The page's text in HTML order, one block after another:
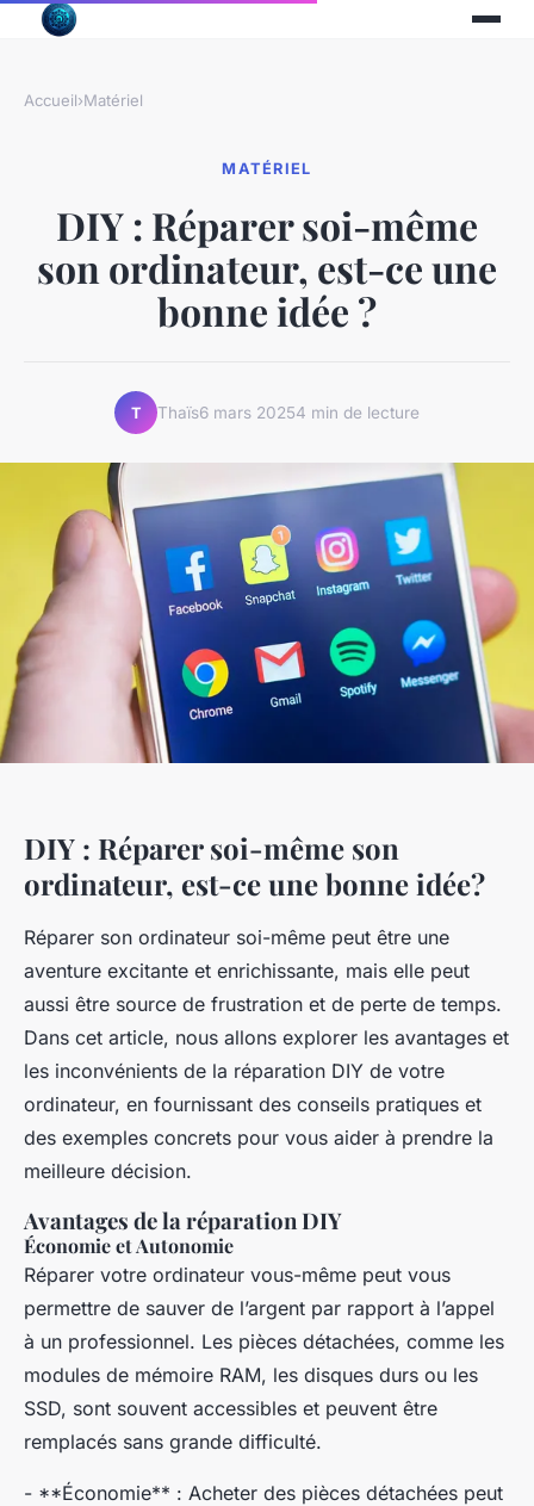
Accueil›Matériel
MATÉRIEL
DIY : Réparer soi-même
son ordinateur, est-ce une
bonne idée ?
T Thaïs6 mars 20254 min de lecture
DIY : Réparer soi-même son
ordinateur, est-ce une bonne idée?
Réparer son ordinateur soi-même peut être une
aventure excitante et enrichissante, mais elle peut
aussi être source de frustration et de perte de temps.
Dans cet article, nous allons explorer les avantages et
les inconvénients de la réparation DIY de votre
ordinateur, en fournissant des conseils pratiques et
des exemples concrets pour vous aider à prendre la
meilleure décision.
Avantages de la réparation DIY
Économie et Autonomie
Réparer votre ordinateur vous-même peut vous
permettre de sauver de l’argent par rapport à l’appel
à un professionnel. Les pièces détachées, comme les
modules de mémoire RAM, les disques durs ou les
SSD, sont souvent accessibles et peuvent être
remplacés sans grande difficulté.
- **Économie** : Acheter des pièces détachées peut